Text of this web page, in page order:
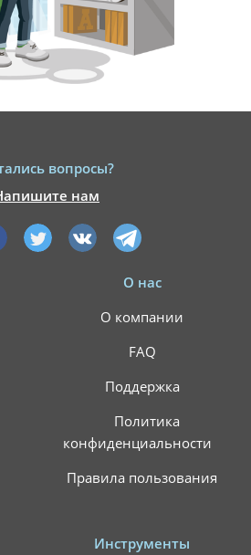
вопросы?
нам
О нас
О компании
FAQ
Поддержка
Политика
конфиденциальности
Правила пользования
Инструменты